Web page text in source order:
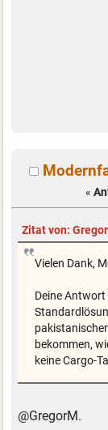
«
Zitat von:
Vielen Dank,
Deine
bekommen,
keine Cargo-
@GregorM.